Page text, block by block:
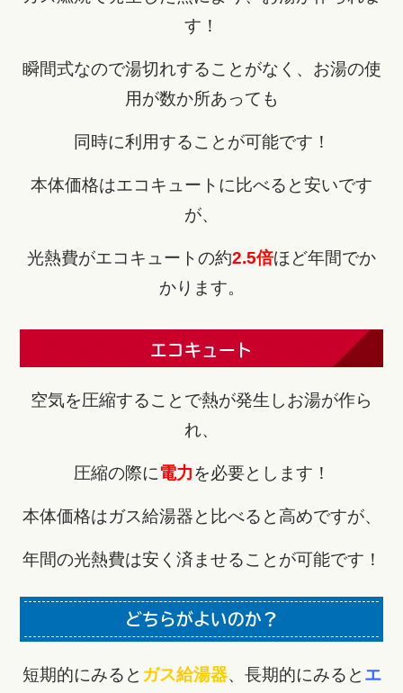
す！
瞬間式なので湯切れすることがなく、お湯の使
用が数か所あっても
同時に利用することが可能です！
本体価格はエコキュートに比べると安いです
が、
光熱費がエコキュートの約2.5倍ほど年間でか
かります。
エコキュート
空気を圧縮することで熱が発生しお湯が作ら
れ、
圧縮の際に電力を必要とします！
本体価格はガス給湯器と比べると高めですが、
年間の光熱費は安く済ませることが可能です！
どちらがよいのか？
短期的にみると ガス給湯器、長期的にみると エ